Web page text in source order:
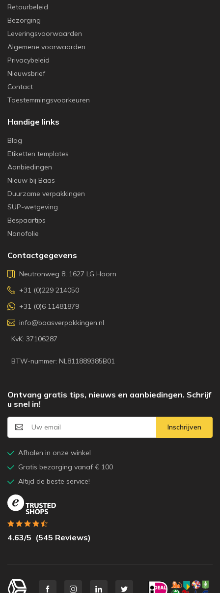
Retourbeleid
Bezorging
Leveringsvoorwaarden
Algemene voorwaarden
Privacybeleid
Nieuwsbrief
Contact
Toestemmingsvoorkeuren
Handige links
Blog
Etiketten templates
Aanbiedingen
Nieuw bij Baas
Duurzame verpakkingen
SUP-wetgeving
Bespaartips
Nanofolie
Contactgegevens
Neutronweg 8, 1627 LG Hoorn
+31 (0)229 214050
+31 (0)6 11481879
info@baasverpakkingen.nl
KvK: 37106287
BTW-nummer: NL811889385B01
Ontvang gratis tips, nieuws en aanbiedingen. Schrijf
u snel in!
Inschrijven
Afhalen in onze winkel
Gratis bezorging vanaf € 100
Altijd de beste service!
4.63/5 (545 Reviews)